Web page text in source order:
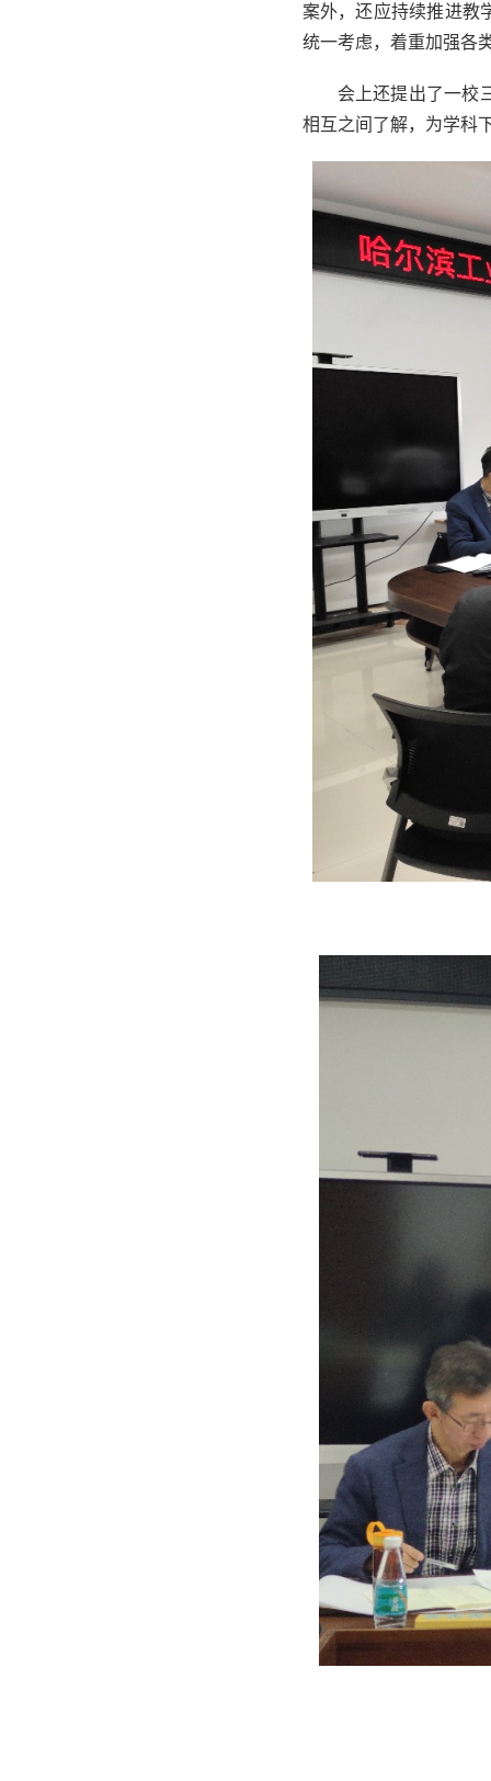
案外，还应持续推进教
统一考虑，着重加强各
会上还提出了一校
相互之间了解，为学科